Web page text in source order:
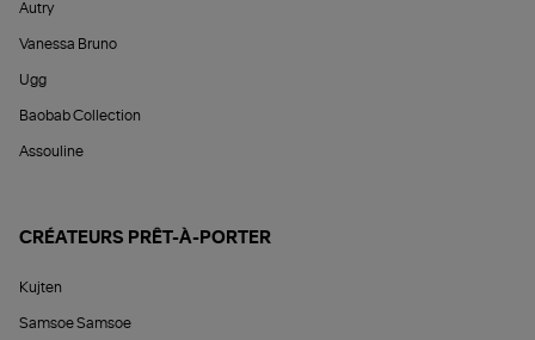
Autry
Vanessa Bruno
Ugg
Baobab Collection
Assouline
CRÉATEURS PRÊT-À-PORTER
Kujten
Samsoe Samsoe